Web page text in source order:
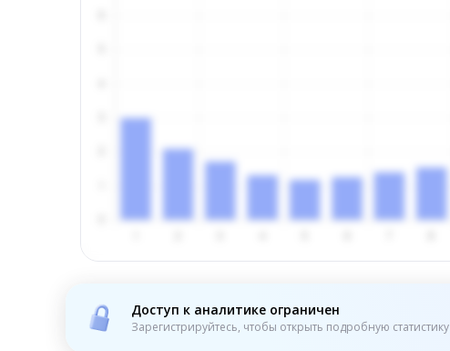
Доступ к аналитике ограничен
Зарегистрируйтесь, чтобы открыть подробную статистику